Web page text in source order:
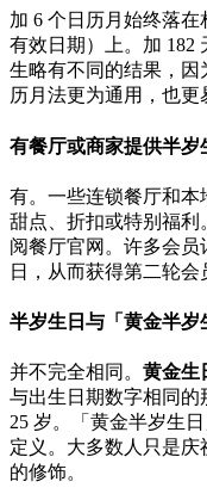
加 6 个日历月始终落
有效日期）上。加 182
生略有不同的结果，因
历月法更为通用，也更
有餐厅或商家提供半岁
有。一些连锁餐厅和
甜点、折扣或特别福
阅餐厅官网。许多会
日，从而获得第二轮会
半岁生日与「黄金半岁
并不完全相同。 黄金生
与出生日期数字相同
25 岁。「黄金半岁生
定义。大多数人只是庆
的修饰。